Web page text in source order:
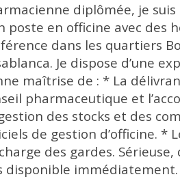
diplômée, je
poste en officine avec des
dans les quartiers
Je dispose d’une
maîtrise de : * La
pharmaceutique et
des stocks et des
de gestion d’officine. *
des gardes.
disponible